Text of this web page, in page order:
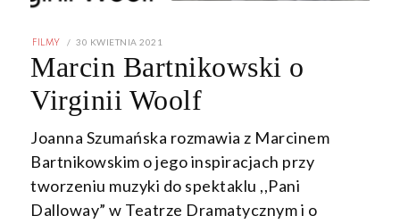
FILMY
POSTED
30 KWIETNIA 2021
2021
Marcin Bartnikowski o
Virginii Woolf
Joanna Szumańska rozmawia z Marcinem
Bartnikowskim o jego inspiracjach przy
tworzeniu muzyki do spektaklu ,,Pani
Dalloway” w Teatrze Dramatycznym i o